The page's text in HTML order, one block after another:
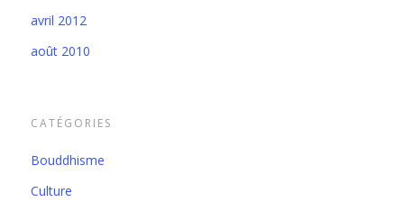
avril 2012
août 2010
CATÉGORIES
Bouddhisme
Culture